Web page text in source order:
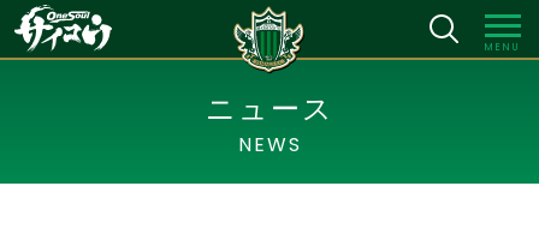
MENU
ニュース
NEWS